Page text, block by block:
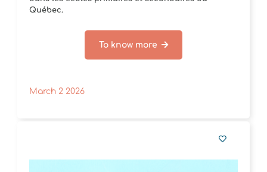
Québec.
To know more
March 2 2026